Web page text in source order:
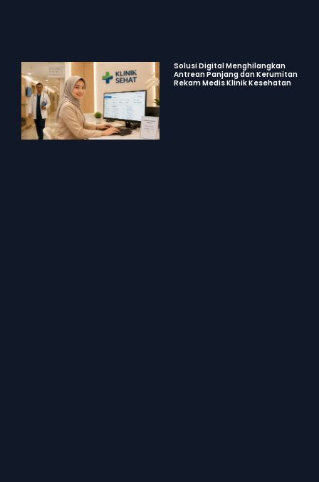
Solusi Digital Menghilangkan
Antrean Panjang dan Kerumitan
Rekam Medis Klinik Kesehatan